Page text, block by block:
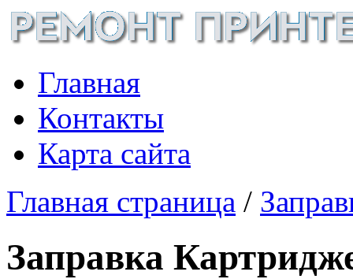
Главная
Контакты
Карта сайта
Главная страница /
Заправка